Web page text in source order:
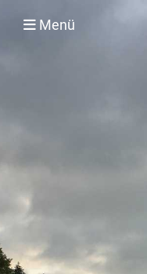
Menü